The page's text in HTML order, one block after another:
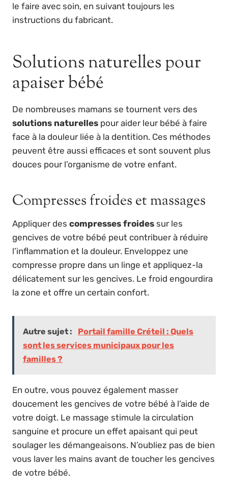
le faire avec soin, en suivant toujours les
instructions du fabricant.
Solutions naturelles pour
apaiser bébé
De nombreuses mamans se tournent vers des
solutions naturelles pour aider leur bébé à faire
face à la douleur liée à la dentition. Ces méthodes
peuvent être aussi efficaces et sont souvent plus
douces pour l’organisme de votre enfant.
Compresses froides et massages
Appliquer des compresses froides sur les
gencives de votre bébé peut contribuer à réduire
l’inflammation et la douleur. Enveloppez une
compresse propre dans un linge et appliquez-la
délicatement sur les gencives. Le froid engourdira
la zone et offre un certain confort.
Autre sujet :
Portail famille Créteil : Quels
sont les services municipaux pour les
familles ?
En outre, vous pouvez également masser
doucement les gencives de votre bébé à l’aide de
votre doigt. Le massage stimule la circulation
sanguine et procure un effet apaisant qui peut
soulager les démangeaisons. N’oubliez pas de bien
vous laver les mains avant de toucher les gencives
de votre bébé.